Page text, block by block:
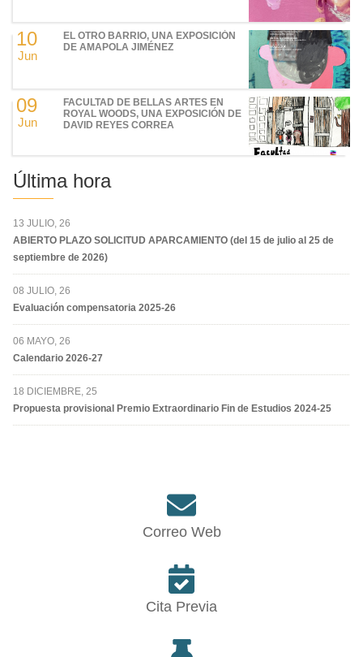
10
Jun
EL OTRO BARRIO, UNA EXPOSICIÓN
DE AMAPOLA JIMÉNEZ
09
Jun
FACULTAD DE BELLAS ARTES EN
ROYAL WOODS, UNA EXPOSICIÓN DE
DAVID REYES CORREA
Última hora
13 JULIO, 26
ABIERTO PLAZO SOLICITUD APARCAMIENTO (del 15 de julio al 25 de
septiembre de 2026)
08 JULIO, 26
Evaluación compensatoria 2025-26
06 MAYO, 26
Calendario 2026-27
18 DICIEMBRE, 25
Propuesta provisional Premio Extraordinario Fin de Estudios 2024-25
Correo Web
Cita Previa